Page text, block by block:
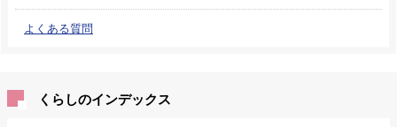
よくある質問
くらしのインデックス